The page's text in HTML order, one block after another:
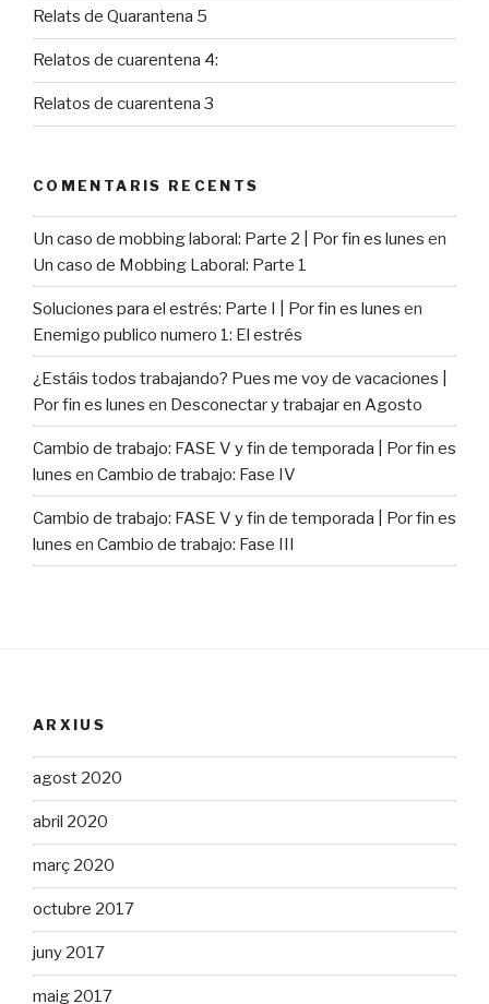
Relats de Quarantena 5
Relatos de cuarentena 4:
Relatos de cuarentena 3
COMENTARIS RECENTS
Un caso de mobbing laboral: Parte 2 | Por fin es lunes en
Un caso de Mobbing Laboral: Parte 1
Soluciones para el estrés: Parte I | Por fin es lunes en
Enemigo publico numero 1: El estrés
¿Estáis todos trabajando? Pues me voy de vacaciones |
Por fin es lunes en Desconectar y trabajar en Agosto
Cambio de trabajo: FASE V y fin de temporada | Por fin es
lunes en Cambio de trabajo: Fase IV
Cambio de trabajo: FASE V y fin de temporada | Por fin es
lunes en Cambio de trabajo: Fase III
ARXIUS
agost 2020
abril 2020
març 2020
octubre 2017
juny 2017
maig 2017